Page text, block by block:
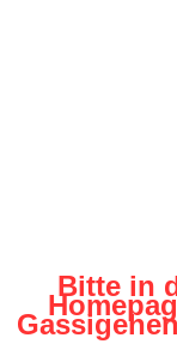
Bitte in